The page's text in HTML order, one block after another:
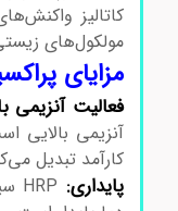
کاتالیز
مولکول‌های زیستی،
مزایای
فعالیت آنزیمی بالا:
آنزیمی بالایی
کارآمد تبدیل
پایداری: